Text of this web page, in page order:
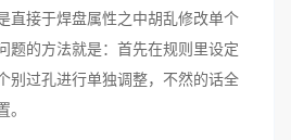
直接于焊盘属性之中胡乱修改单个
题的方法就是：首先在规则里设定
别过孔进行单独调整，不然的话全